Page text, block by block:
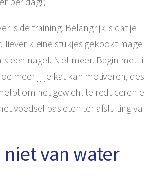
is de training. Belangrijk is dat je
kleine stukjes gekookt
een nagel. Niet meer. Begin met
meer jij je kat kan motiveren,
om het gewicht te reduceren
voedsel pas eten ter afsluiting
van water